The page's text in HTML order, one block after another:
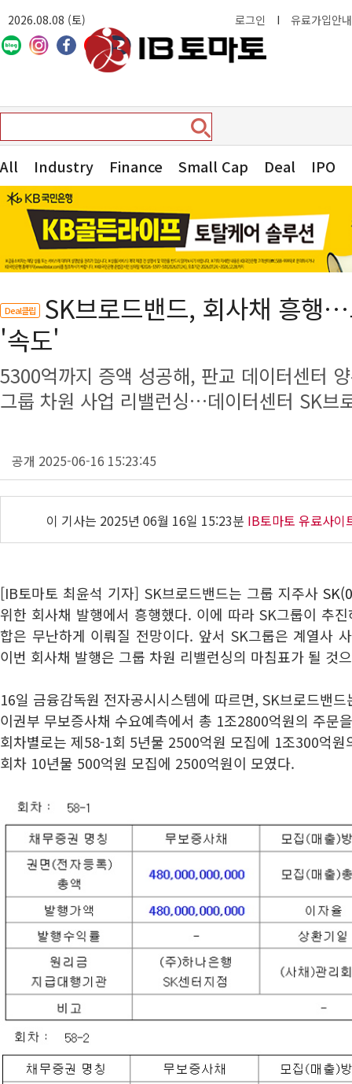
2026.08.08 (토) 로그인 I 유료가입안내
All Industry Finance Small Cap Deal IPO
Deal클립
SK브로드밴드, 회사채 흥행
'속도'
5300억까지 증액 성공해, 판교 데이터센터
그룹 차원 사업 리밸런싱…데이터센터 SK브
공개 2025-06-16 15:23:45
이 기사는 2025년 06월 16일 15:23분 IB토마토 유료사이
[IB토마토 최윤석 기자] SK브로드밴드는 그룹 지주사
위한 회사채 발행에서 흥행했다. 이에 따라 SK그룹이 추
합은 무난하게 이뤄질 전망이다. 앞서 SK그룹은 계열사
이번 회사채 발행은 그룹 차원 리밸런싱의 마침표가 될 것
16일 금융감독원 전자공시시스템에 따르면, SK브로드밴
이권부 무보증사채 수요예측에서 총 1조2800억원의 주문
회차별로는 제58-1회 5년물 2500억원 모집에 1조300억
회차 10년물 500억원 모집에 2500억원이 모였다.